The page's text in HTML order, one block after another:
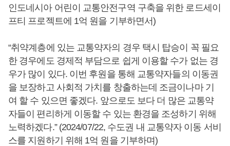
인도네시아 어린이 교통안전구역 구축을 위한 로드세이
프티 프로젝트에 1억 원을 기부하면서)
“취약계층에 있는 교통약자의 경우 택시 탑승이 꼭 필요
한 경우에도 경제적 부담으로 쉽게 이용할 수가 없는 경
우가 많이 있다. 이번 후원을 통해 교통약자들의 이동권
을 보장하고 사회적 가치를 창출하는데 조금이나마 기
여 할 수 있으면 좋겠다. 앞으로도 보다 더 많은 교통약
자들이 편리하게 이동할 수 있는 환경을 조성하기 위해
노력하겠다.” (2024/07/22, 수도권 내 교통약자 이동 서비
스를 지원하기 위해 1억 원을 기부하며)